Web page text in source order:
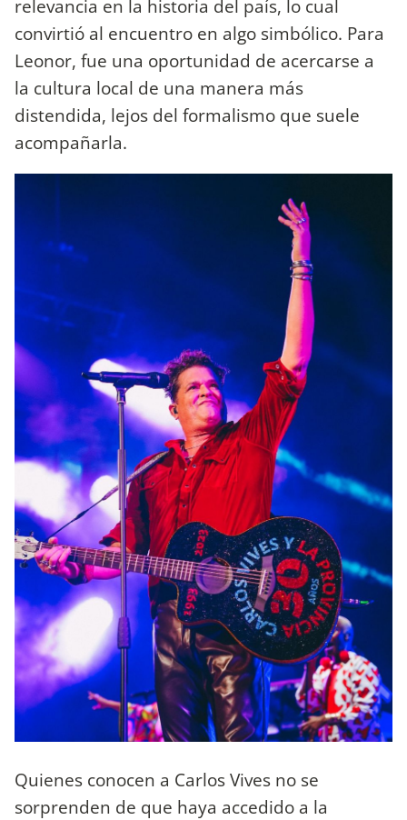
relevancia en la historia del país, lo cual
convirtió al encuentro en algo simbólico. Para
Leonor, fue una oportunidad de acercarse a
la cultura local de una manera más
distendida, lejos del formalismo que suele
acompañarla.
Quienes conocen a Carlos Vives no se
sorprenden de que haya accedido a la